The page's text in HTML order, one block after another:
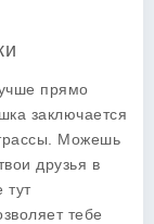
прямо
заключается
Можешь
друзья в
тут
тебе